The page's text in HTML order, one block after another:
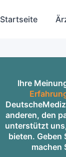
Startseite
Ihre
anderen, den
unterstützt
bieten. Geben
machen